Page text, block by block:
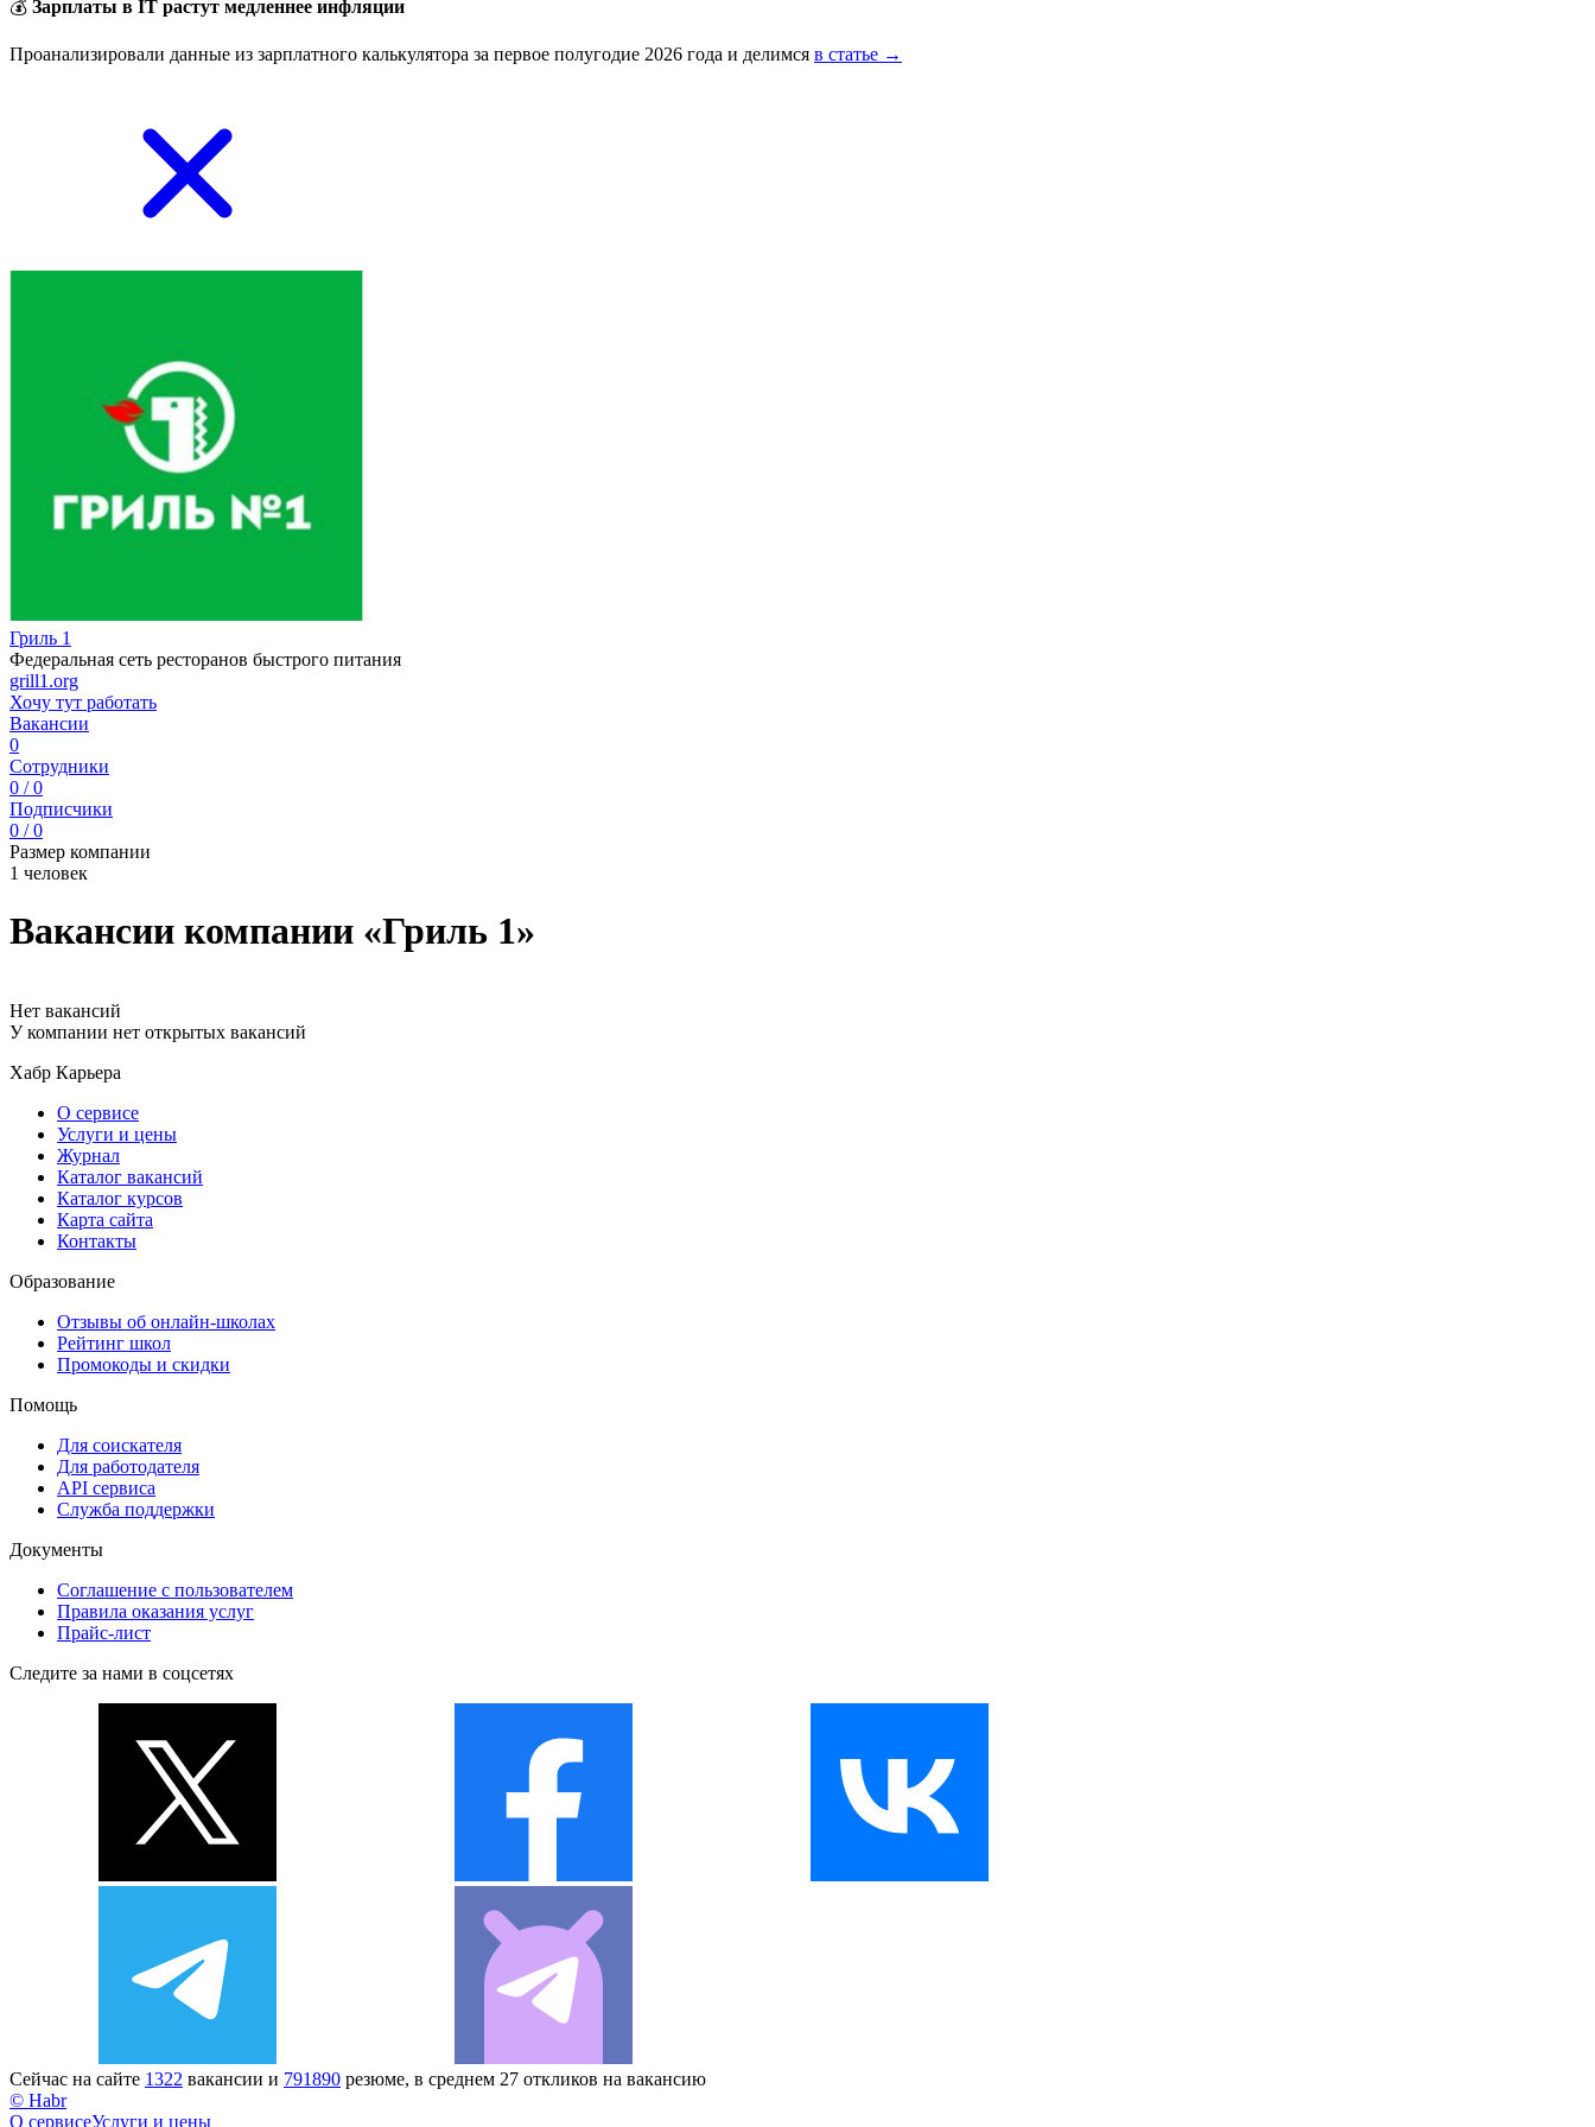
💰 Зарплаты в IT растут медленнее инфляции
Проанализировали данные из зарплатного калькулятора за первое полугодие 2026 года и делимся в статье →
Гриль 1
Федеральная сеть ресторанов быстрого питания
grill1.org
Хочу тут работать
Вакансии
0
Сотрудники
0 / 0
Подписчики
0 / 0
Размер компании
1 человек
Вакансии компании «Гриль 1»
Нет вакансий
У компании нет открытых вакансий
Хабр Карьера
О сервисе
Услуги и цены
Журнал
Каталог вакансий
Каталог курсов
Карта сайта
Контакты
Образование
Отзывы об онлайн-школах
Рейтинг школ
Промокоды и скидки
Помощь
Для соискателя
Для работодателя
API сервиса
Служба поддержки
Документы
Соглашение с пользователем
Правила оказания услуг
Прайс-лист
Следите за нами в соцсетях
Сейчас на сайте 1322 вакансии и 791890 резюме, в среднем 27 откликов на вакансию
© Habr
О сервисеУслуги и цены